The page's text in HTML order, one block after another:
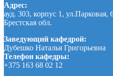
Адрес:
ауд. 303, корпус 1, ул.Парковая,
Брестская обл.
Заведующий кафедрой:
Дубешко Наталья Григорьевна
Телефон кафедры:
+375 163 68 02 12